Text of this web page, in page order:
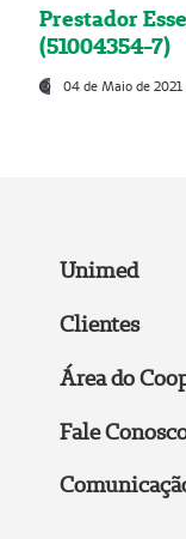
Prestador
(51004354-7)
04 de Maio de 2021
Unimed
Clientes
Área do
Fale